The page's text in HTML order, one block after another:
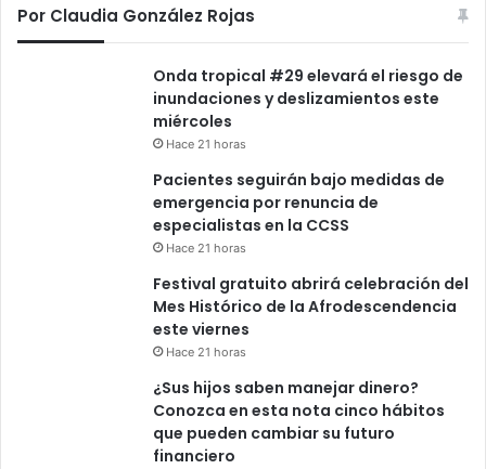
Por Claudia González Rojas
Onda tropical #29 elevará el riesgo de
inundaciones y deslizamientos este
miércoles
Hace 21 horas
Pacientes seguirán bajo medidas de
emergencia por renuncia de
especialistas en la CCSS
Hace 21 horas
Festival gratuito abrirá celebración del
Mes Histórico de la Afrodescendencia
este viernes
Hace 21 horas
¿Sus hijos saben manejar dinero?
Conozca en esta nota cinco hábitos
que pueden cambiar su futuro
financiero